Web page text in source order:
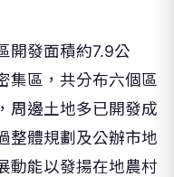
開發面積約7.9公
集區，共分布六個區
周邊土地多已開發成
整體規劃及公辦市地
動能以發揚在地農村